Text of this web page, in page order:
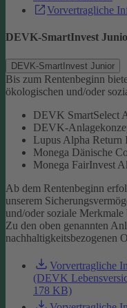
Vorvertragliche
DEVK-SmartInvest
DEVK-SmartInvest Junior
Bis zum Rentenbeginn
ökologischen und/oder
DEVK SmartSelect
DEVK-
Lupus Alpha Return
Monega Dänische
Monega FairInvest
Ab dem Rentenbeginn
unserem
und/oder soziale Merkmale
Zu den oben genannten
nachhaltigkeitsbezogenen
Vorvertragliche
(DEVK
178 KB)